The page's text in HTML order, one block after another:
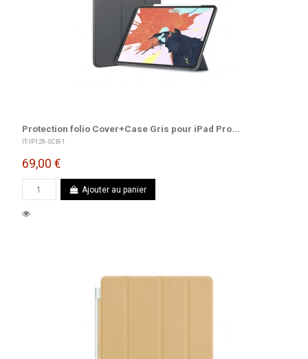
Protection folio Cover+Case Gris pour iPad Pro...
IT-IP129-SCB-1
69,00 €
Ajouter au panier